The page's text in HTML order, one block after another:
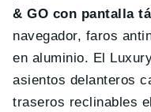
& GO con pantalla
navegador, faros
en aluminio. El
asientos delanteros
traseros reclinables